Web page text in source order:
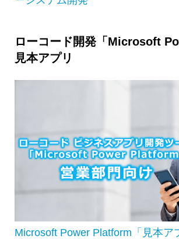
ローコード開発「Microsoft
見本アプリ
Microsoft Power Platform「見本ア